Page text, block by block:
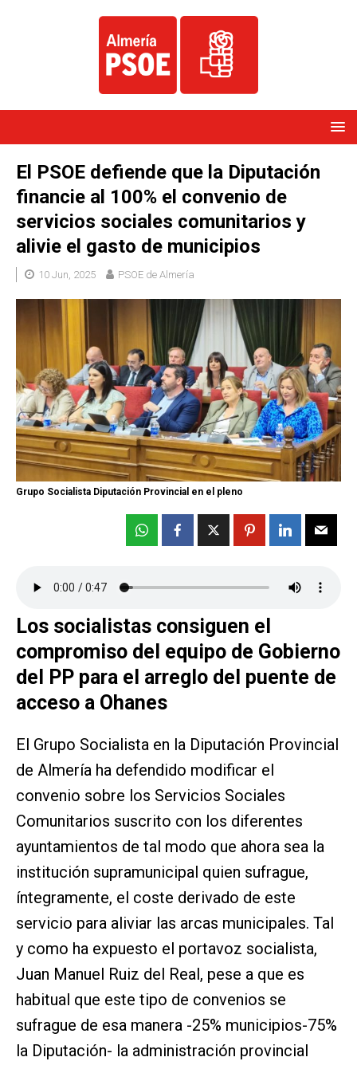
El PSOE defiende que la Diputación
financie al 100% el convenio de
servicios sociales comunitarios y
alivie el gasto de municipios
10 Jun, 2025 PSOE de Almería
Grupo Socialista Diputación Provincial en el pleno
Los socialistas consiguen el
compromiso del equipo de Gobierno
del PP para el arreglo del puente de
acceso a Ohanes
El Grupo Socialista en la Diputación Provincial
de Almería ha defendido modificar el
convenio sobre los Servicios Sociales
Comunitarios suscrito con los diferentes
ayuntamientos de tal modo que ahora sea la
institución supramunicipal quien sufrague,
íntegramente, el coste derivado de este
servicio para aliviar las arcas municipales. Tal
y como ha expuesto el portavoz socialista,
Juan Manuel Ruiz del Real, pese a que es
habitual que este tipo de convenios se
sufrague de esa manera -25% municipios-75%
la Diputación- la administración provincial